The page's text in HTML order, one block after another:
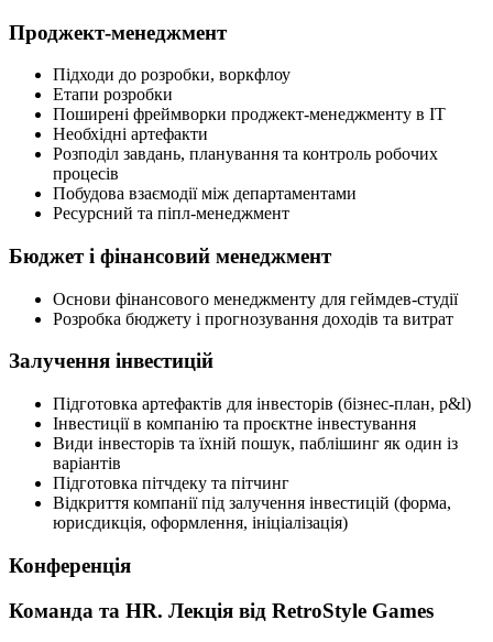
Проджект-менеджмент
Підходи до розробки, воркфлоу
Етапи розробки
Поширені фреймворки проджект-менеджменту в ІТ
Необхідні артефакти
Розподіл завдань, планування та контроль робочих
процесів
Побудова взаємодії між департаментами
Ресурсний та піпл-менеджмент
Бюджет і фінансовий менеджмент
Основи фінансового менеджменту для геймдев-студії
Розробка бюджету і прогнозування доходів та витрат
Залучення інвестицій
Підготовка артефактів для інвесторів (бізнес-план, p&l)
Інвестиції в компанію та проєктне інвестування
Види інвесторів та їхній пошук, паблішинг як один із
варіантів
Підготовка пітчдеку та пітчинг
Відкриття компанії під залучення інвестицій (форма,
юрисдикція, оформлення, ініціалізація)
Конференція
Команда та HR. Лекція від RetroStyle Games